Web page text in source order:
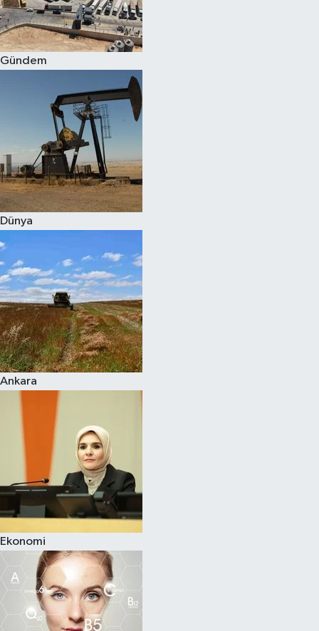
Gündem
Dünya
Ankara
Ekonomi
Spor
Burç Yorumları
Çocuk
Eğitim
Hava Durumu
Kadın
Kültür Sanat
Sağlık
Siyaset
Teknoloji
Televizyon
Yaşam-Çevre